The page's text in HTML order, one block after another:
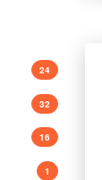
24
32
16
1